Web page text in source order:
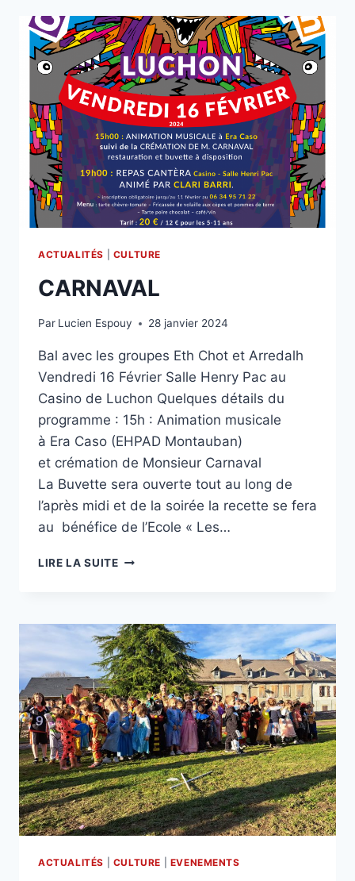
ACTUALITÉS CULTURE
CARNAVAL
Par Lucien Espouy 28 janvier 2024
Bal avec les groupes Eth Chot et Arredalh
Vendredi 16 Février Salle Henry Pac au
Casino de Luchon Quelques détails du
programme : 15h : Animation musicale
à Era Caso (EHPAD Montauban)
et crémation de Monsieur Carnaval
La Buvette sera ouverte tout au long de
l’après midi et de la soirée la recette se fera
au bénéfice de l’Ecole « Les…
LIRE LA SUITECARNAVAL
ACTUALITÉS CULTURE EVENEMENTS